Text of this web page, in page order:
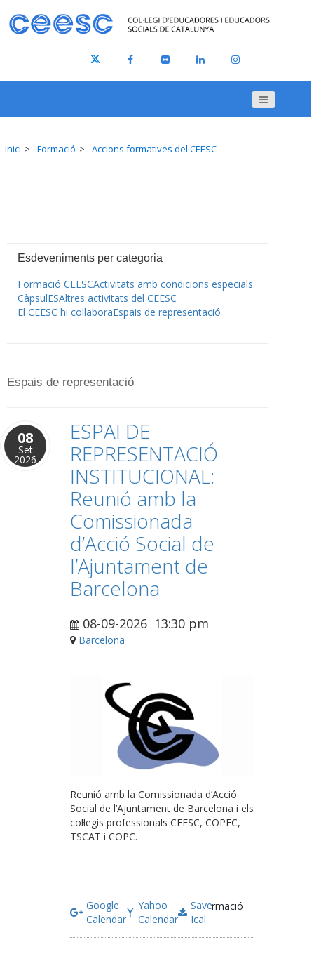
Inici Formació Accions formatives del CEESC
Esdeveniments per categoria
Formació CEESCActivitats amb condicions especials
CàpsulESAltres activitats del CEESC
El CEESC hi col·laboraEspais de representació
Espais de representació
08
Set
2026
ESPAI DE
REPRESENTACIÓ
INSTITUCIONAL:
Reunió amb la
Comissionada
d’Acció Social de
l’Ajuntament de
Barcelona
08-09-2026 13:30 pm
Barcelona
Reunió amb la Comissionada d’Acció
Social de l’Ajuntament de Barcelona i els
col·legis professionals CEESC, COPEC,
TSCAT i COPC.
Google
Calendar
Yahoo
Calendar
Save
Ical
Més informació